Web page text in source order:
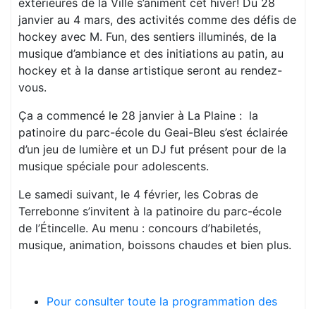
extérieures de la Ville s’animent cet hiver! Du 28
janvier au 4 mars, des activités comme des défis de
hockey avec M. Fun, des sentiers illuminés, de la
musique d’ambiance et des initiations au patin, au
hockey et à la danse artistique seront au rendez-
vous.
Ça a commencé le 28 janvier à La Plaine : la
patinoire du parc-école du Geai-Bleu s’est éclairée
d’un jeu de lumière et un DJ fut présent pour de la
musique spéciale pour adolescents.
Le samedi suivant, le 4 février, les Cobras de
Terrebonne s’invitent à la patinoire du parc-école
de l’Étincelle. Au menu : concours d’habiletés,
musique, animation, boissons chaudes et bien plus.
Pour consulter toute la programmation des